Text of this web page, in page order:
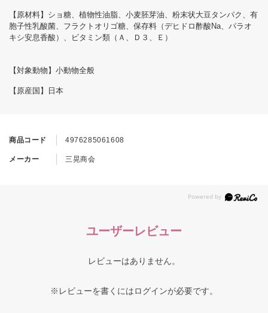
商品コード 4976285061608
メーカー 三晃商会
【原材料】ショ糖、植物性油脂、小麦胚芽油、粉末状大豆タンパク、有
胞子性乳酸菌、フラクトオリゴ糖、保存料（デヒドロ酢酸Na、パラオ
キシ安息香酸）、ビタミン類（Ａ、Ｄ３、Ｅ）
【対象動物】小動物全般
【原産国】日本
ユーザーレビュー
レビューはありません。
※レビューを書くにはログインが必要です。